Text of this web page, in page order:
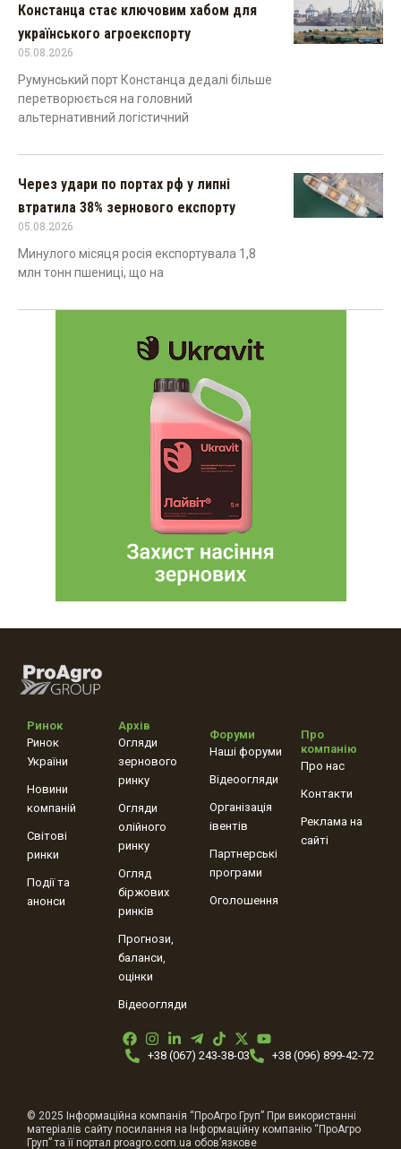
Констанца стає ключовим хабом для
українського агроекспорту
05.08.2026
Румунський порт Констанца дедалі більше
перетворюється на головний
альтернативний логістичний
Через удари по портах рф у липні
втратила 38% зернового експорту
05.08.2026
Минулого місяця росія експортувала 1,8
млн тонн пшениці, що на
Ринок
Ринок
України
Новини
компаній
Світові
ринки
Події та
анонси
Архів
Огляди
зернового
ринку
Огляди
олійного
ринку
Огляд
біржових
ринків
Прогнози,
баланси,
оцінки
Відеоогляди
Форуми
Наші форуми
Відеоогляди
Організація
івентів
Партнерські
програми
Оголошення
Про
компанію
Про нас
Контакти
Реклама на
сайті
+38 (067) 243-38-03 +38 (096) 899-42-72
© 2025 Інформаційна компанія “ПроАгро Груп” При використанні
матеріалів сайту посилання на Інформаційну компанію “ПроАгро
Груп” та її портал proagro.com.ua обов’язкове